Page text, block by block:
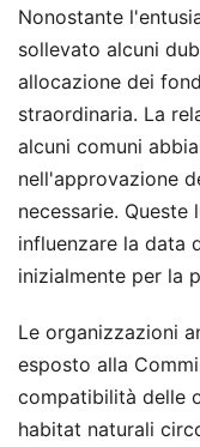
Nonostante
sollevato alcuni
allocazione dei
straordinaria. La
alcuni comuni
nell'approvazione
necessarie.
influenzare la data
inizialmente per la
Le organizzazioni
esposto alla
compatibilità delle
habitat naturali